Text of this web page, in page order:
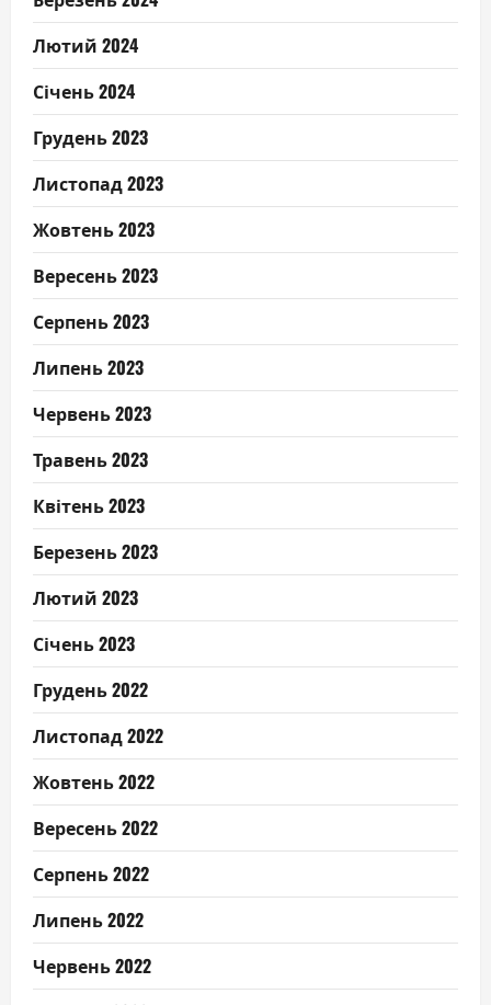
Лютий 2024
Січень 2024
Грудень 2023
Листопад 2023
Жовтень 2023
Вересень 2023
Серпень 2023
Липень 2023
Червень 2023
Травень 2023
Квітень 2023
Березень 2023
Лютий 2023
Січень 2023
Грудень 2022
Листопад 2022
Жовтень 2022
Вересень 2022
Серпень 2022
Липень 2022
Червень 2022